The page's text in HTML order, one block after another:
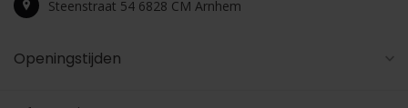
Steenstraat 54 6828 CM Arnhem
Openingstijden